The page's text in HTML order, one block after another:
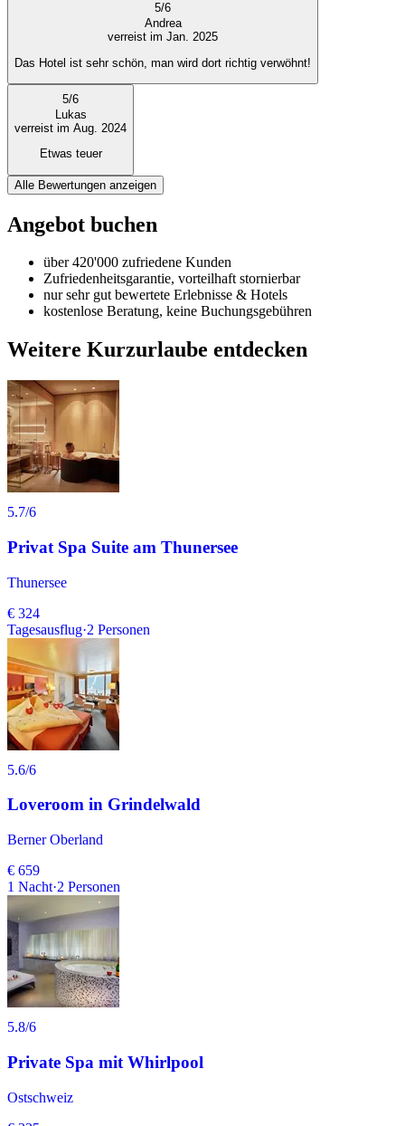
5/6
Andrea
verreist im Jan. 2025
Das Hotel ist sehr schön, man wird dort richtig verwöhnt!
5/6
Lukas
verreist im Aug. 2024
Etwas teuer
Alle Bewertungen anzeigen
Angebot buchen
über 420'000 zufriedene Kunden
Zufriedenheitsgarantie, vorteilhaft stornierbar
nur sehr gut bewertete Erlebnisse & Hotels
kostenlose Beratung, keine Buchungsgebühren
Weitere Kurzurlaube entdecken
5.7/6
Privat Spa Suite am Thunersee
Thunersee
€ 324
Tagesausflug·2 Personen
5.6/6
Loveroom in Grindelwald
Berner Oberland
€ 659
1 Nacht·2 Personen
5.8/6
Private Spa mit Whirlpool
Ostschweiz